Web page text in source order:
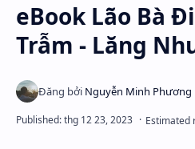
eBook Lão Bà
Trẫm - Lăng